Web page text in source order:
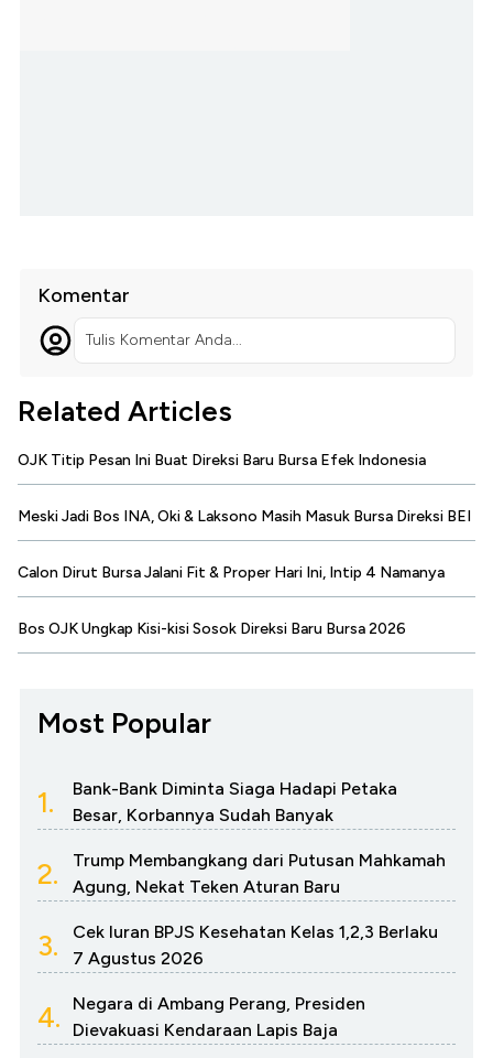
Komentar
Tulis Komentar Anda...
Related Articles
OJK Titip Pesan Ini Buat Direksi Baru Bursa Efek Indonesia
Meski Jadi Bos INA, Oki & Laksono Masih Masuk Bursa Direksi BEI
Calon Dirut Bursa Jalani Fit & Proper Hari Ini, Intip 4 Namanya
Bos OJK Ungkap Kisi-kisi Sosok Direksi Baru Bursa 2026
Most Popular
1.
Bank-Bank Diminta Siaga Hadapi Petaka
Besar, Korbannya Sudah Banyak
2.
Trump Membangkang dari Putusan Mahkamah
Agung, Nekat Teken Aturan Baru
3.
Cek Iuran BPJS Kesehatan Kelas 1,2,3 Berlaku
7 Agustus 2026
4.
Negara di Ambang Perang, Presiden
Dievakuasi Kendaraan Lapis Baja